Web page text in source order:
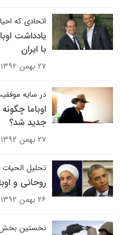
اتحادی که
یادداشت
با ایران
۲۷ بهمن ۱۳۹۲
در سایه
اوباما
جدید شد؟
۲۷ بهمن ۱۳۹۲
تحلیل
روحانی و
۲۶ بهمن ۱۳۹۲
نخستین بخش